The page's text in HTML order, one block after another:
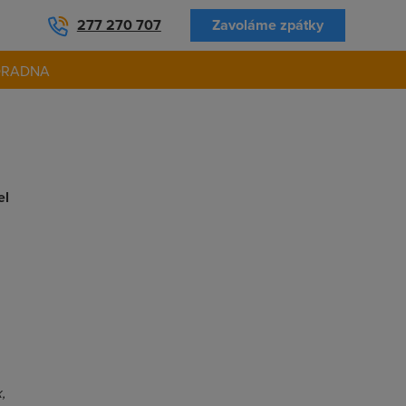
277 270 707 Zavoláme zpátky